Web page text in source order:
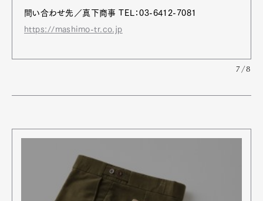
問い合わせ先／真下商事 ︎TEL：03-6412-7081
https://mashimo-tr.co.jp
7/8